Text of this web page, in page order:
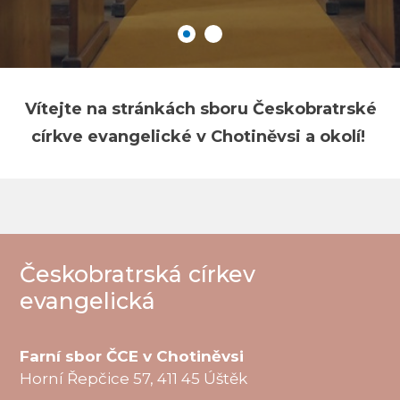
Vítejte na stránkách sboru Českobratrské
církve evangelické v Chotiněvsi a okolí!
Českobratrská církev
evangelická
Farní sbor ČCE v Chotiněvsi
Horní Řepčice 57, 411 45 Úštěk